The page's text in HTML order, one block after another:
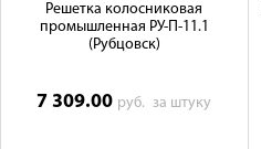
Решетка колосниковая
промышленная РУ-П-11.1
(Рубцовск)
7 309.00 руб.за штуку